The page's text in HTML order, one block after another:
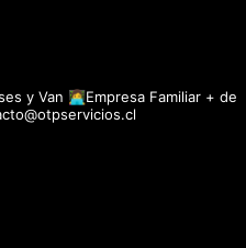
y Van 👩‍💻Empresa Familiar + de